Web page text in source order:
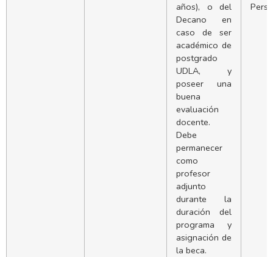
años), o del
Decano en
caso de ser
académico de
postgrado
UDLA, y
poseer una
buena
evaluación
docente.
Debe
permanecer
como
profesor
adjunto
durante la
duración del
programa y
asignación de
la beca.